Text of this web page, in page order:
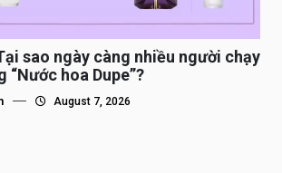
sao ngày càng nhiều người chạy
“Nước hoa Dupe”?
August 7, 2026